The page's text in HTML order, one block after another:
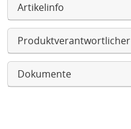
Artikelinfo
Produktverantwortlicher
Dokumente